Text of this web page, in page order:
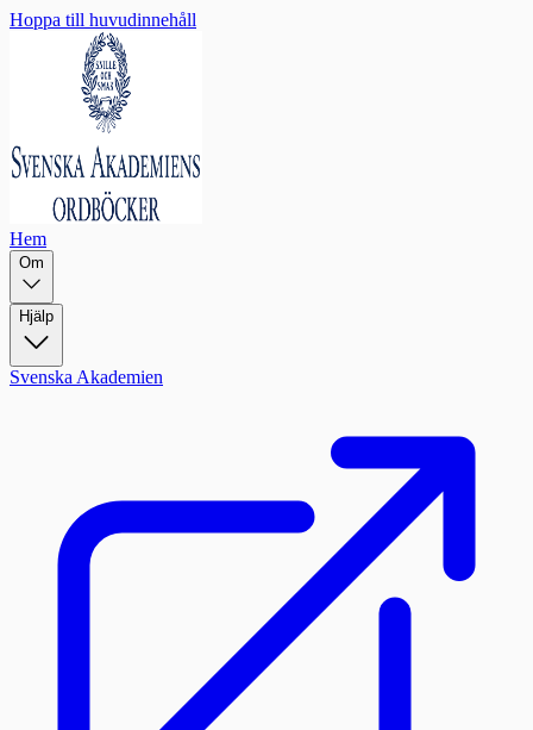
Hoppa till huvudinnehåll
Hem
Om
Hjälp
Svenska Akademien